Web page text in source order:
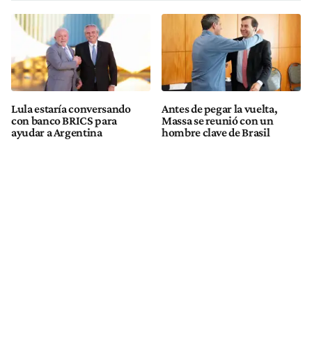
Lula estaría conversando
con banco BRICS para
ayudar a Argentina
Antes de pegar la vuelta,
Massa se reunió con un
hombre clave de Brasil